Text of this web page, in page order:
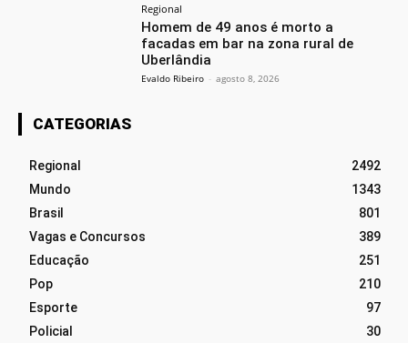
Regional
Homem de 49 anos é morto a
facadas em bar na zona rural de
Uberlândia
Evaldo Ribeiro - agosto 8, 2026
CATEGORIAS
Regional
2492
Mundo
1343
Brasil
801
Vagas e Concursos
389
Educação
251
Pop
210
Esporte
97
Policial
30